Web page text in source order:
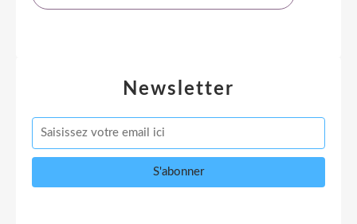
Newsletter